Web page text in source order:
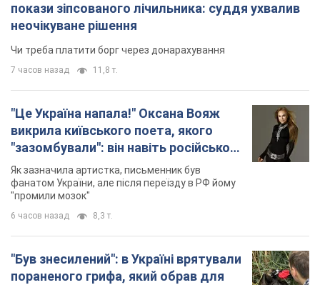
покази зіпсованого лічильника: суддя ухвалив
неочікуване рішення
Чи треба платити борг через донарахування
7 часов назад 11,8 т.
"Це Україна напала!" Оксана Вояж
викрила київського поета, якого
"зазомбували": він навіть російської
не знав, а тепер хоче геноциду
українців
Як зазначила артистка, письменник був
фанатом України, але після переїзду в РФ йому
"промили мозок"
6 часов назад 8,3 т.
"Був знесилений": в Україні врятували
пораненого грифа, який обрав для